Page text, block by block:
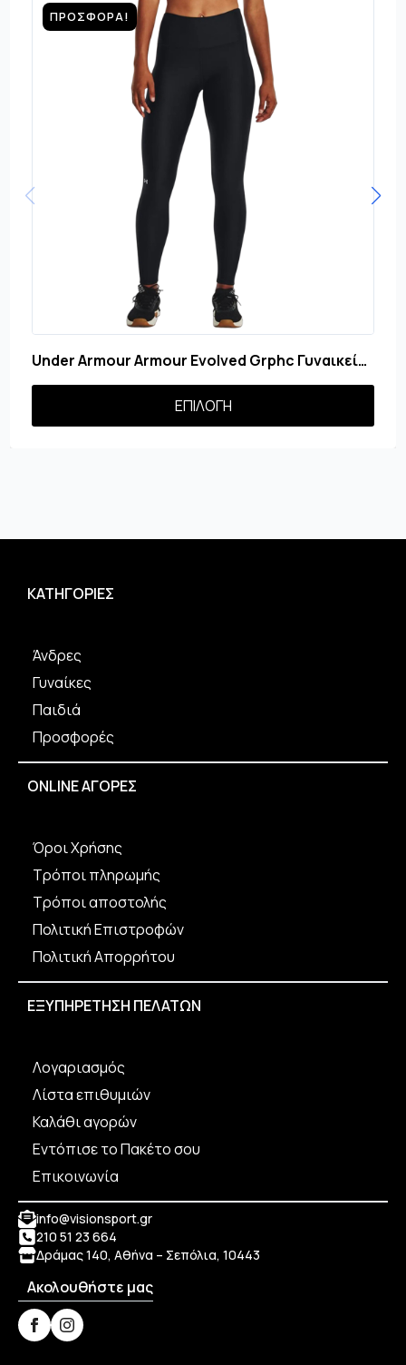
ΠΡΟΣΦΟΡΆ!
Under Armour Armour Evolved Grphc Γυναικείο
ΕΠΙΛΟΓΉ
Αυτό
προϊόν
επιλεγούν
του
προϊόντος
ΚΑΤΗΓΟΡΙΕΣ
Άνδρες
Γυναίκες
Παιδιά
Προσφορές
ONLINE ΑΓΟΡΕΣ
Όροι Χρήσης
Τρόποι πληρωμής
Τρόποι αποστολής
Πολιτική Επιστροφών
Πολιτική Απορρήτου
ΕΞΥΠΗΡΕΤΗΣΗ ΠΕΛΑΤΩΝ
Λογαριασμός
Λίστα επιθυμιών
Καλάθι αγορών
Εντόπισε το Πακέτο σου
Επικοινωνία
info@visionsport.gr
210 51 23 664
Δράμας 140, Αθήνα – Σεπόλια, 10443
Ακολουθήστε μας